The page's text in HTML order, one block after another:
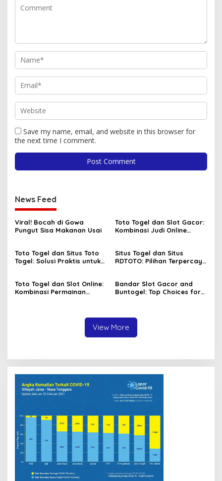
Save my name, email, and website in this browser for
the next time I comment.
News Feed
Viral! Bocah di Gowa
Pungut Sisa Makanan Usai
Toto Togel dan Slot Gacor:
Kombinasi Judi Online
Toto Togel dan Situs Toto
Togel: Solusi Praktis untuk
Situs Togel dan Situs
RDTOTO: Pilihan Terpercaya
Toto Togel dan Slot Online:
Kombinasi Permainan
Bandar Slot Gacor and
Buntogel: Top Choices for
View More